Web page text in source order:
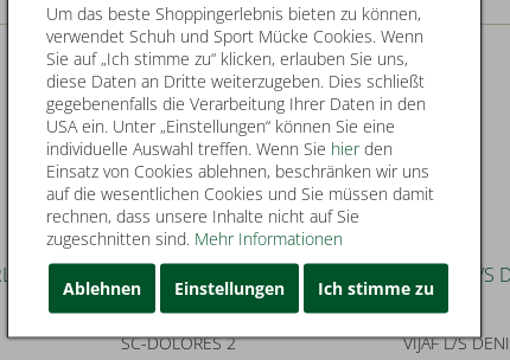
25
Soyaconcept
SC-DOLORES 2
33
Vila
VIJAF L/S
Um das beste Shoppingerlebnis bieten zu können,
verwendet Schuh und Sport Mücke Cookies. Wenn
Sie auf „Ich stimme zu“ klicken, erlauben Sie uns,
diese Daten an Dritte weiterzugeben. Dies schließt
gegebenenfalls die Verarbeitung Ihrer Daten in den
USA ein. Unter „Einstellungen“ können Sie eine
individuelle Auswahl treffen. Wenn Sie hierden
Einsatz von Cookies ablehnen, beschränken wir uns
auf die wesentlichen Cookies und Sie müssen damit
rechnen, dass unsere Inhalte nicht auf Sie
zugeschnitten sind. Mehr Informationen
Ablehnen Einstellungen Ich stimme zu